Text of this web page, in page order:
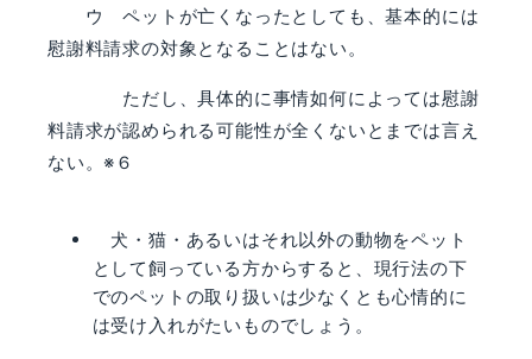
ウ ペットが亡くなったとしても、基本的には
慰謝料請求の対象となることはない。
ただし、具体的に事情如何によっては慰謝
料請求が認められる可能性が全くないとまでは言え
ない。※６
犬・猫・あるいはそれ以外の動物をペット
として飼っている方からすると、現行法の下
でのペットの取り扱いは少なくとも心情的に
は受け入れがたいものでしょう。